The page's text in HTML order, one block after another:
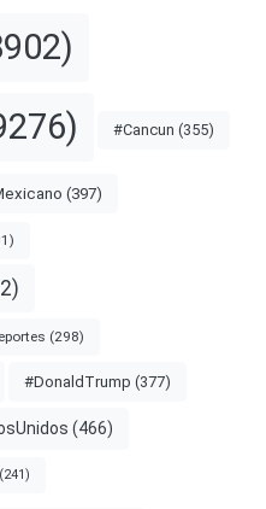
#Cancun (355)
(397)
(298)
#DonaldTrump (377)
(466)
(241)